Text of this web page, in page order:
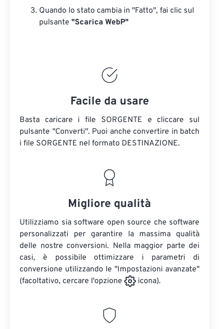
Quando lo stato cambia in "Fatto", fai clic sul
pulsante "Scarica WebP"
Facile da usare
Basta caricare i file SORGENTE e cliccare sul
pulsante "Converti". Puoi anche convertire in batch
i file SORGENTE nel formato DESTINAZIONE.
Migliore qualità
Utilizziamo sia software open source che software
personalizzati per garantire la massima qualità
delle nostre conversioni. Nella maggior parte dei
casi, è possibile ottimizzare i parametri di
conversione utilizzando le "Impostazioni avanzate"
(facoltativo, cercare l'opzione
icona).